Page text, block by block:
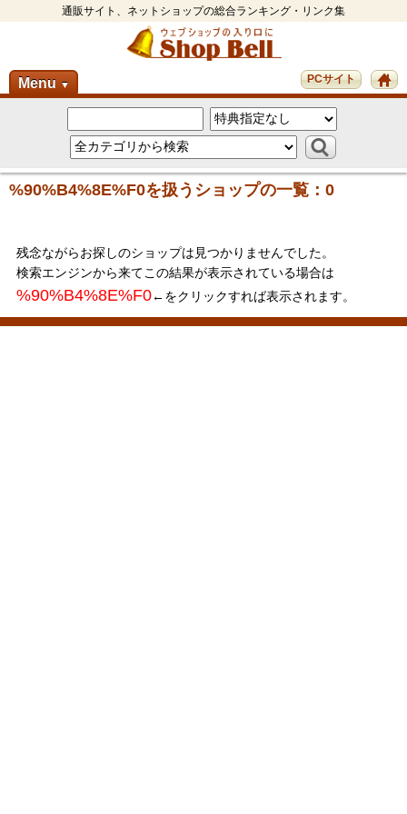
通販サイト、ネットショップの総合ランキング・リンク集
Menu ▼ PCサイト
%90%B4%8E%F0を扱うショップの一覧：0
残念ながらお探しのショップは見つかりませんでした。
検索エンジンから来てこの結果が表示されている場合は
%90%B4%8E%F0←をクリックすれば表示されます。